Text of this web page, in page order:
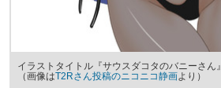
イラストタイトル『サウスダコタのバニーさん』
（画像はT2Rさん投稿のニコニコ静画より）